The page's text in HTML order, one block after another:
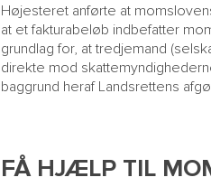
Højesteret anførte at
at et fakturabeløb indbefatter
grundlag for, at tredjemand
direkte mod
baggrund heraf Landsrettens
FÅ HJÆLP TIL